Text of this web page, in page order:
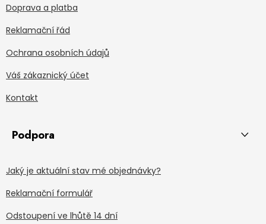
Doprava a platba
Reklamační řád
Ochrana osobních údajů
Váš zákaznický účet
Kontakt
Podpora
Jaký je aktuální stav mé objednávky?
Reklamační formulář
Odstoupení ve lhůtě 14 dní